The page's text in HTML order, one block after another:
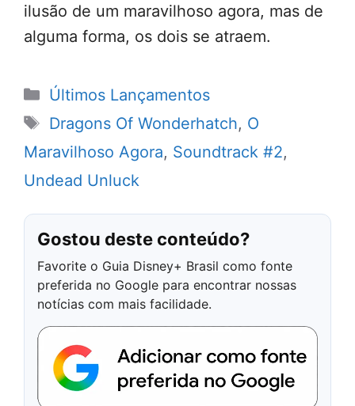
ilusão de um maravilhoso agora, mas de
alguma forma, os dois se atraem.
Categorias
Últimos Lançamentos
Tags
Dragons Of Wonderhatch, O
Maravilhoso Agora, Soundtrack #2,
Undead Unluck
Gostou deste conteúdo?
Favorite o Guia Disney+ Brasil como fonte
preferida no Google para encontrar nossas
notícias com mais facilidade.